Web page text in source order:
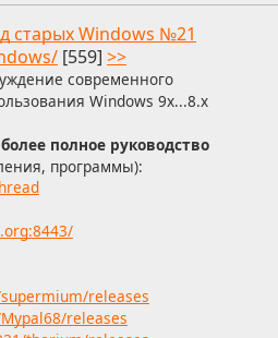
старых Windows №21
[559] >>
современного
Windows 9x...8.x
полное руководство
программы):
releases
releases